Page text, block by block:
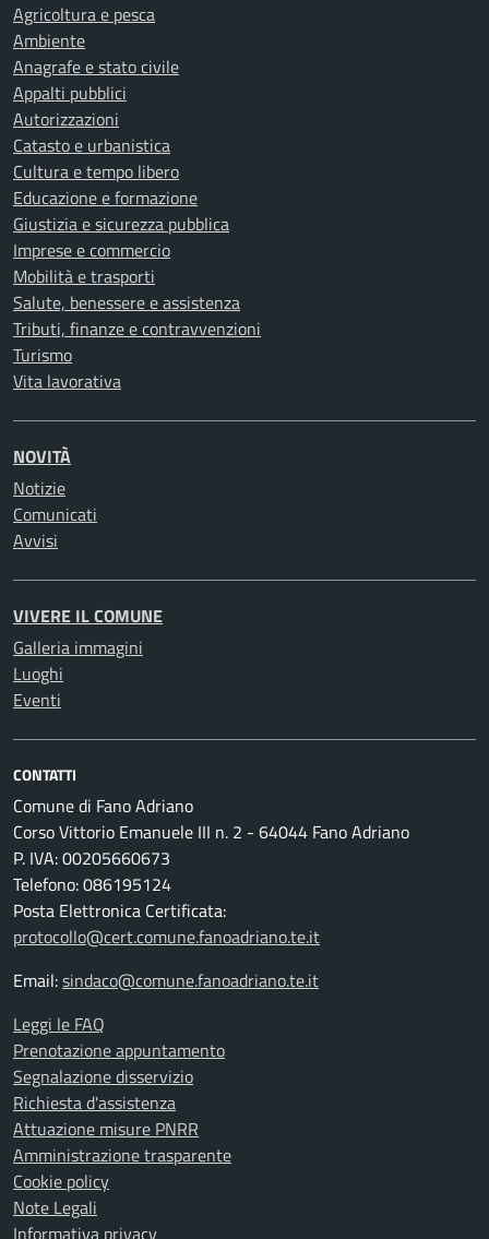
Agricoltura e pesca
Ambiente
Anagrafe e stato civile
Appalti pubblici
Autorizzazioni
Catasto e urbanistica
Cultura e tempo libero
Educazione e formazione
Giustizia e sicurezza pubblica
Imprese e commercio
Mobilità e trasporti
Salute, benessere e assistenza
Tributi, finanze e contravvenzioni
Turismo
Vita lavorativa
NOVITÀ
Notizie
Comunicati
Avvisi
VIVERE IL COMUNE
Galleria immagini
Luoghi
Eventi
CONTATTI
Comune di Fano Adriano
Corso Vittorio Emanuele III n. 2 - 64044 Fano Adriano
P. IVA: 00205660673
Telefono: 086195124
Posta Elettronica Certificata:
protocollo@cert.comune.fanoadriano.te.it
Email:sindaco@comune.fanoadriano.te.it
Leggi le FAQ
Prenotazione appuntamento
Segnalazione disservizio
Richiesta d'assistenza
Attuazione misure PNRR
Amministrazione trasparente
Cookie policy
Note Legali
Informativa privacy